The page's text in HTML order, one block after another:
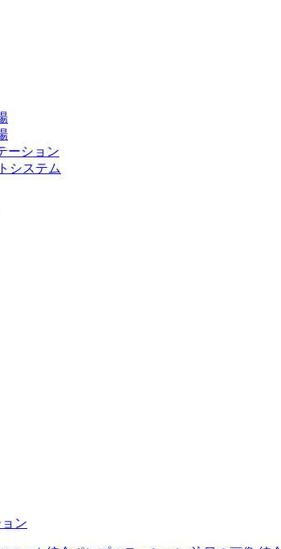
ーション
システム
ン